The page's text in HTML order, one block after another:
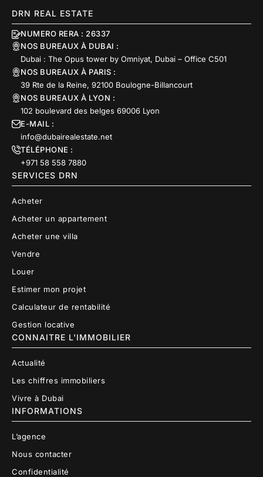
DRN REAL ESTATE
NUMERO RERA : 26337
NOS BUREAUX À DUBAI :
Dubai : The Opus tower by Omniyat, Dubai – Office C501
NOS BUREAUX À PARIS :
39 Rte de la Reine, 92100 Boulogne-Billancourt
NOS BUREAUX À LYON :
102 boulevard des belges 69006 Lyon
E-MAIL :
info@dubairealestate.net
TÉLÉPHONE :
+971 58 558 7880
SERVICES DRN
Acheter
Acheter un appartement
Acheter une villa
Vendre
Louer
Estimer mon projet
Calculateur de rentabilité
Gestion locative
CONNAITRE L'IMMOBILIER
Actualité
Les chiffres immobiliers
Vivre à Dubai
INFORMATIONS
L’agence
Nous contacter
Confidentialité